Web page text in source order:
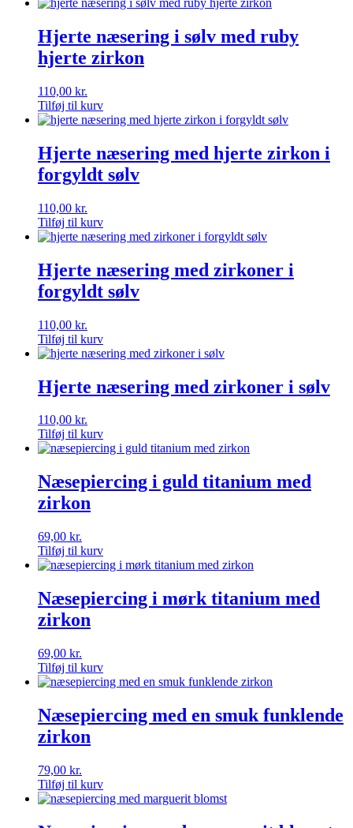
Hjerte næsering i sølv med ruby
hjerte zirkon
110,00 kr.
Tilføj til kurv
Hjerte næsering med hjerte zirkon i
forgyldt sølv
110,00 kr.
Tilføj til kurv
Hjerte næsering med zirkoner i
forgyldt sølv
110,00 kr.
Tilføj til kurv
Hjerte næsering med zirkoner i sølv
110,00 kr.
Tilføj til kurv
Næsepiercing i guld titanium med
zirkon
69,00 kr.
Tilføj til kurv
Næsepiercing i mørk titanium med
zirkon
69,00 kr.
Tilføj til kurv
Næsepiercing med en smuk funklende
zirkon
79,00 kr.
Tilføj til kurv